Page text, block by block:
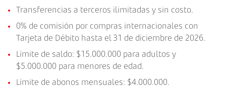
Transferencias a terceros ilimitadas y sin costo.
0% de comisión por compras internacionales con
Tarjeta de Débito hasta el 31 de diciembre de 2026.
Límite de saldo: $15.000.000 para adultos y
$5.000.000 para menores de edad.
Límite de abonos mensuales: $4.000.000.